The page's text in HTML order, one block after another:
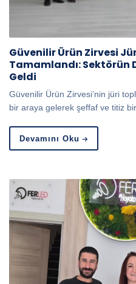
Güvenilir Ürün Zirvesi
Tamamlandı: Sektörün
Geldi
Güvenilir Ürün Zirvesi’nin jüri
bir araya gelerek şeffaf ve titiz
Devamını Oku